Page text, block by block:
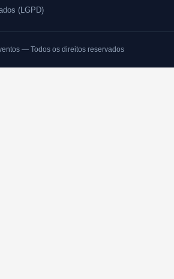
(LGPD)
— Todos os direitos reservados